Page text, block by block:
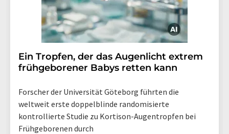
Ein Tropfen, der das Augenlicht extrem
frühgeborener Babys retten kann
Forscher der Universität Göteborg führten die
weltweit erste doppelblinde randomisierte
kontrollierte Studie zu Kortison-Augentropfen bei
Frühgeborenen durch